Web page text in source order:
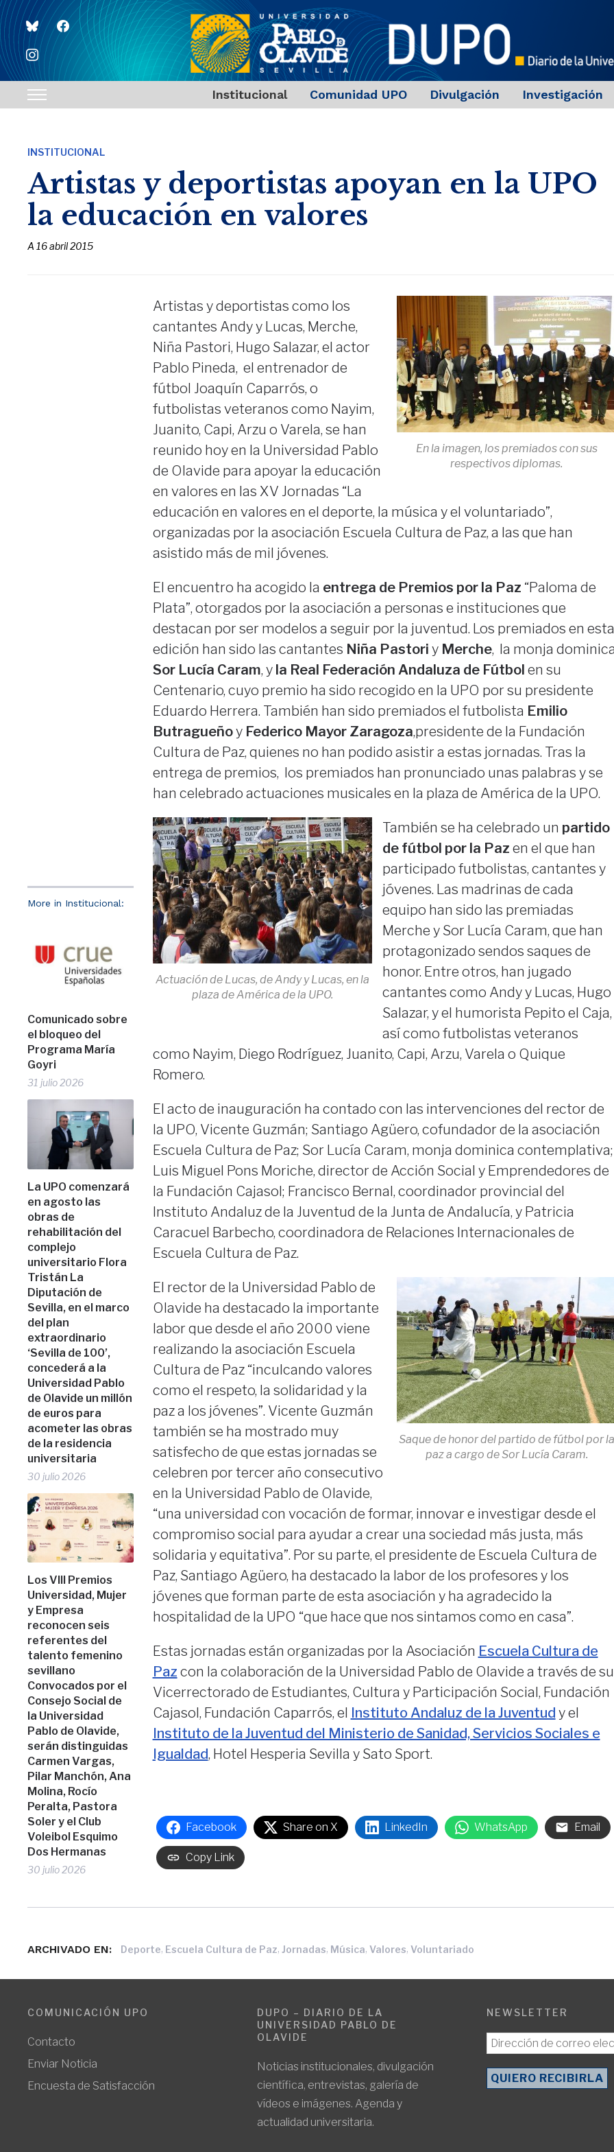
blueskyfacebook
instagram
Toggle
navigation
Institucional Comunidad UPO Divulgación Investigación
INSTITUCIONAL
Artistas y deportistas apoyan en la UPO
la educación en valores
A 16 abril 2015
More in Institucional:
Comunicado sobre
el bloqueo del
Programa María
Goyri
31 julio 2026
La UPO comenzará
en agosto las
obras de
rehabilitación del
complejo
universitario Flora
Tristán La
Diputación de
Sevilla, en el marco
del plan
extraordinario
‘Sevilla de 100’,
concederá a la
Universidad Pablo
de Olavide un millón
de euros para
acometer las obras
de la residencia
universitaria
30 julio 2026
Los VIII Premios
Universidad, Mujer
y Empresa
reconocen seis
referentes del
talento femenino
sevillano
Convocados por el
Consejo Social de
la Universidad
Pablo de Olavide,
serán distinguidas
Carmen Vargas,
Pilar Manchón, Ana
Molina, Rocío
Peralta, Pastora
Soler y el Club
Voleibol Esquimo
Dos Hermanas
30 julio 2026
En la imagen, los premiados con sus
respectivos diplomas.
Artistas y deportistas como los
cantantes Andy y Lucas, Merche,
Niña Pastori, Hugo Salazar, el actor
Pablo Pineda, el entrenador de
fútbol Joaquín Caparrós, o
futbolistas veteranos como Nayim,
Juanito, Capi, Arzu o Varela, se han
reunido hoy en la Universidad Pablo
de Olavide para apoyar la educación
en valores en las XV Jornadas “La
educación en valores en el deporte, la música y el voluntariado”,
organizadas por la asociación Escuela Cultura de Paz, a las que han
asistido más de mil jóvenes.
El encuentro ha acogido la entrega de Premios por la Paz “Paloma de
Plata”, otorgados por la asociación a personas e instituciones que
destacan por ser modelos a seguir por la juventud. Los premiados en esta
edición han sido las cantantes Niña Pastori y Merche, la monja
Sor Lucía Caram, y la Real Federación Andaluza de Fútbol en su
Centenario, cuyo premio ha sido recogido en la UPO por su presidente
Eduardo Herrera. También han sido premiados el futbolista Emilio
Butragueñoy Federico Mayor Zaragoza,presidente de la Fundación
Cultura de Paz, quienes no han podido asistir a estas jornadas. Tras la
entrega de premios, los premiados han pronunciado unas palabras y se
han celebrado actuaciones musicales en la plaza de América de la UPO.
Actuación de Lucas, de Andy y Lucas, en la
plaza de América de la UPO.
También se ha celebrado un partido
de fútbol por la Paz en el que han
participado futbolistas, cantantes y
jóvenes. Las madrinas de cada
equipo han sido las premiadas
Merche y Sor Lucía Caram, que han
protagonizado sendos saques de
honor. Entre otros, han jugado
cantantes como Andy y Lucas, Hugo
Salazar, y el humorista Pepito el Caja,
así como futbolistas veteranos
como Nayim, Diego Rodríguez, Juanito, Capi, Arzu, Varela o Quique
Romero.
El acto de inauguración ha contado con las intervenciones del rector de
la UPO, Vicente Guzmán; Santiago Agüero, cofundador de la asociación
Escuela Cultura de Paz; Sor Lucía Caram, monja dominica contemplativa;
Luis Miguel Pons Moriche, director de Acción Social y Emprendedores de
la Fundación Cajasol; Francisco Bernal, coordinador provincial del
Instituto Andaluz de la Juventud de la Junta de Andalucía, y Patricia
Caracuel Barbecho, coordinadora de Relaciones Internacionales de
Escuela Cultura de Paz.
Saque de honor del partido de fútbol por la
paz a cargo de Sor Lucía Caram.
El rector de la Universidad Pablo de
Olavide ha destacado la importante
labor que desde el año 2000 viene
realizando la asociación Escuela
Cultura de Paz “inculcando valores
como el respeto, la solidaridad y la
paz a los jóvenes”. Vicente Guzmán
también se ha mostrado muy
satisfecho de que estas jornadas se
celebren por tercer año consecutivo
en la Universidad Pablo de Olavide,
“una universidad con vocación de formar, innovar e investigar desde el
compromiso social para ayudar a crear una sociedad más justa, más
solidaria y equitativa”. Por su parte, el presidente de Escuela Cultura de
Paz, Santiago Agüero, ha destacado la labor de los profesores y los
jóvenes que forman parte de esta asociación y ha agradecido la
hospitalidad de la UPO “que hace que nos sintamos como en casa”.
Estas jornadas están organizadas por la Asociación Escuela Cultura de
Paz con la colaboración de la Universidad Pablo de Olavide a través de su
Vicerrectorado de Estudiantes, Cultura y Participación Social, Fundación
Cajasol, Fundación Caparrós, el Instituto Andaluz de la Juventud y el
Instituto de la Juventud del Ministerio de Sanidad, Servicios Sociales e
Igualdad, Hotel Hesperia Sevilla y Sato Sport.
Facebook Share on X LinkedIn WhatsApp Email
Copy Link
ARCHIVADO EN: Deporte, Escuela Cultura de Paz,Jornadas, Música,Valores,Voluntariado
COMUNICACIÓN UPO
Contacto
Enviar Noticia
Encuesta de Satisfacción
DUPO – DIARIO DE LA
UNIVERSIDAD PABLO DE
OLAVIDE
Noticias institucionales, divulgación
científica, entrevistas, galería de
vídeos e imágenes. Agenda y
actualidad universitaria.
NEWSLETTER